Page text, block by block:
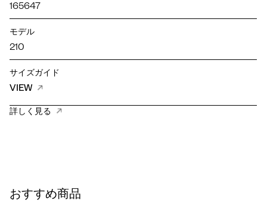
165647
モデル
210
サイズガイド
VIEW
詳しく見る
おすすめ商品